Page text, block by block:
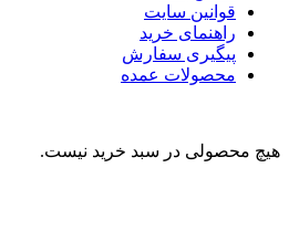
قوانین سایت
راهنمای خرید
پیگیری سفارش
محصولات عمده
هیچ محصولی در سبد خرید نیست.